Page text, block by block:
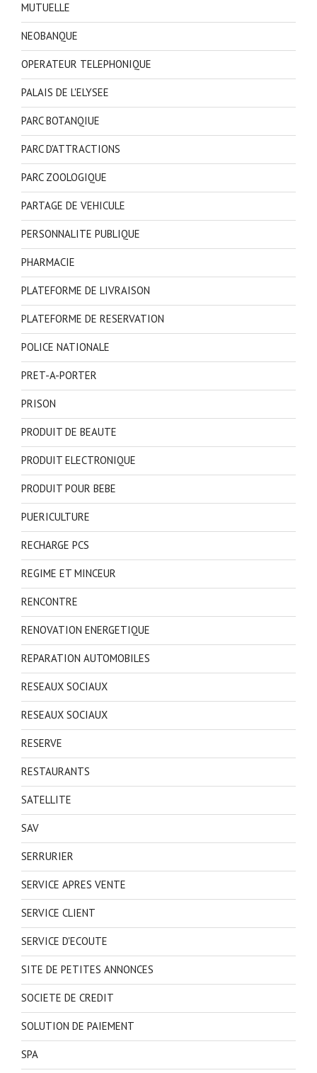
MUTUELLE
NEOBANQUE
OPERATEUR TELEPHONIQUE
PALAIS DE L'ELYSEE
PARC BOTANQIUE
PARC D'ATTRACTIONS
PARC ZOOLOGIQUE
PARTAGE DE VEHICULE
PERSONNALITE PUBLIQUE
PHARMACIE
PLATEFORME DE LIVRAISON
PLATEFORME DE RESERVATION
POLICE NATIONALE
PRET-A-PORTER
PRISON
PRODUIT DE BEAUTE
PRODUIT ELECTRONIQUE
PRODUIT POUR BEBE
PUERICULTURE
RECHARGE PCS
REGIME ET MINCEUR
RENCONTRE
RENOVATION ENERGETIQUE
REPARATION AUTOMOBILES
RESEAUX SOCIAUX
RESEAUX SOCIAUX
RESERVE
RESTAURANTS
SATELLITE
SAV
SERRURIER
SERVICE APRES VENTE
SERVICE CLIENT
SERVICE D'ECOUTE
SITE DE PETITES ANNONCES
SOCIETE DE CREDIT
SOLUTION DE PAIEMENT
SPA